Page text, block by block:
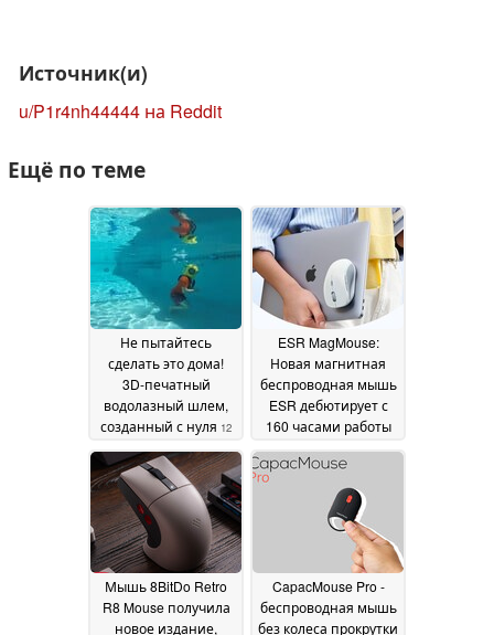
Источник(и)
u/P1r4nh44444 на Reddit
Ещё по теме
Не пытайтесь
сделать это дома!
3D-печатный
водолазный шлем,
созданный с нуля 12
March 2026
ESR MagMouse:
Новая магнитная
беспроводная мышь
ESR дебютирует с
160 часами работы
от аккумулятора и
встроенным кабелем
для зарядки28 April
2025
Мышь 8BitDo Retro
R8 Mouse получила
новое издание,
CapacMouse Pro -
беспроводная мышь
без колеса прокрутки